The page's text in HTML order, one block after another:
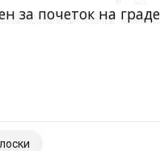
за почеток на